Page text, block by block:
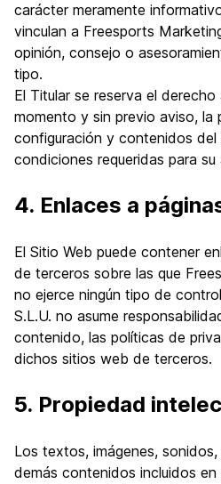
carácter meramente
vinculan a Freesports
opinión, consejo o
tipo.
El Titular se reserva el
momento y sin previo aviso, la
configuración y contenidos del
condiciones requeridas para
4. Enlaces a
El Sitio Web puede contener
de terceros sobre las que
no ejerce ningún tipo de
S.L.U. no asume
contenido, las políticas de
dichos sitios web de terceros.
5. Propiedad
Los textos, imágenes,
demás contenidos incluidos